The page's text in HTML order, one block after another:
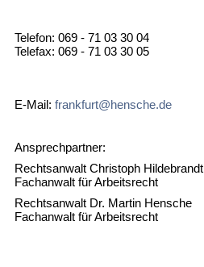
Telefon: 069 - 71 03 30 04
Telefax: 069 - 71 03 30 05
E-Mail: frankfurt@hensche.de
Ansprechpartner:
Rechtsanwalt Christoph Hildebrandt
Fachanwalt für Arbeitsrecht
Rechtsanwalt Dr. Martin Hensche
Fachanwalt für Arbeitsrecht